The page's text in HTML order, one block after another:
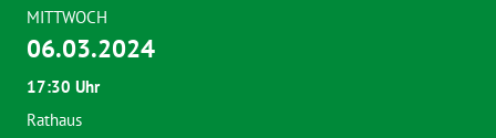
MITTWOCH
06.03.2024
17:30 Uhr
Rathaus